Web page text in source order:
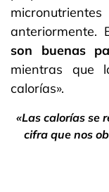
anteriormente.
son buenas
mientras que
calorías».
«Las calorías se
cifra que nos